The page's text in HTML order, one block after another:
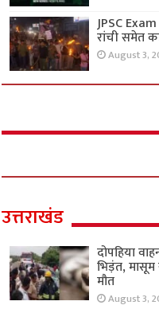
JPSC
रांची समेत
August 3,
उत्तराखंड
दोपहिया
भिड़ंत,
मौत
August 3,